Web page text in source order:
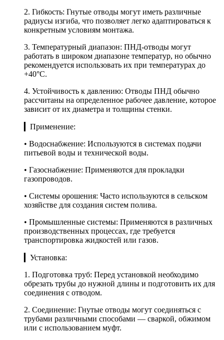
2. Гибкость: Гнутые отводы могут иметь различные
радиусы изгиба, что позволяет легко адаптироваться к
конкретным условиям монтажа.
3. Температурный диапазон: ПНД-отводы могут
работать в широком диапазоне температур, но обычно
рекомендуется использовать их при температурах до
+40°C.
4. Устойчивость к давлению: Отводы ПНД обычно
рассчитаны на определенное рабочее давление, которое
зависит от их диаметра и толщины стенки.
▎Применение:
• Водоснабжение: Используются в системах подачи
питьевой воды и технической воды.
• Газоснабжение: Применяются для прокладки
газопроводов.
• Системы орошения: Часто используются в сельском
хозяйстве для создания систем полива.
• Промышленные системы: Применяются в различных
производственных процессах, где требуется
транспортировка жидкостей или газов.
▎Установка:
1. Подготовка труб: Перед установкой необходимо
обрезать трубы до нужной длины и подготовить их для
соединения с отводом.
2. Соединение: Гнутые отводы могут соединяться с
трубами различными способами — сваркой, обжимом
или с использованием муфт.